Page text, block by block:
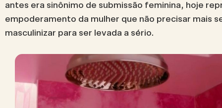
antes era sinônimo de submissão feminina, hoje
empoderamento da mulher que não precisar mais
masculinizar para ser levada a sério.